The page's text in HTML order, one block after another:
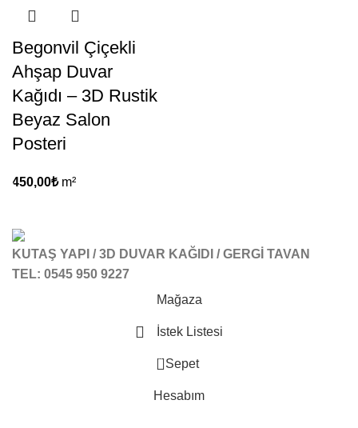
Begonvil Çiçekli
Ahşap Duvar
Kağıdı – 3D Rustik
Beyaz Salon
Posteri
450,00₺m²
KUTAŞ YAPI / 3D DUVAR KAĞIDI / GERGİ TAVAN
TEL: 0545 950 9227
Mağaza
İstek Listesi
0 Sepet
Hesabım